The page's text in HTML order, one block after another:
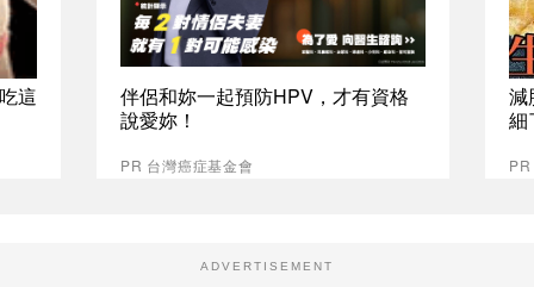
這
伴侶和妳一起預防HPV，才有資格
說愛妳！
PR 台灣癌症基金會
減
細
ADVERTISEMENT